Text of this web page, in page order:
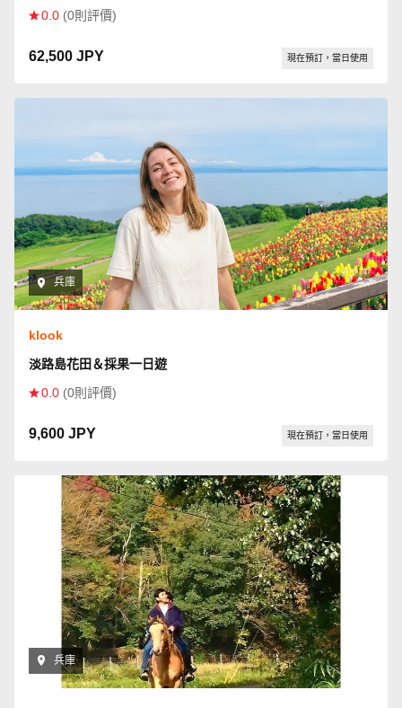
0.0 (0則評價)
62,500 JPY 現在預訂，當日使用
兵庫
klook
淡路島花田＆採果一日遊
0.0 (0則評價)
9,600 JPY 現在預訂，當日使用
兵庫